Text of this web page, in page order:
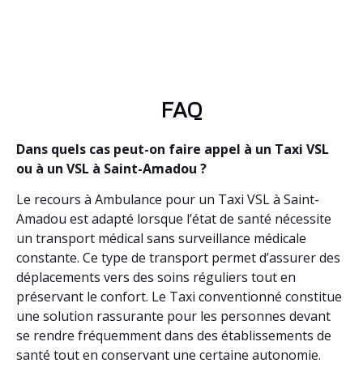
FAQ
Dans quels cas peut-on faire appel à un Taxi VSL
ou à un VSL à Saint-Amadou ?
Le recours à Ambulance pour un Taxi VSL à Saint-
Amadou est adapté lorsque l’état de santé nécessite
un transport médical sans surveillance médicale
constante. Ce type de transport permet d’assurer des
déplacements vers des soins réguliers tout en
préservant le confort. Le Taxi conventionné constitue
une solution rassurante pour les personnes devant
se rendre fréquemment dans des établissements de
santé tout en conservant une certaine autonomie.